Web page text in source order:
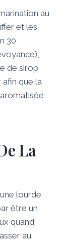
au
et les
30
de sirop
que la
La
lourde
être un
quand
au